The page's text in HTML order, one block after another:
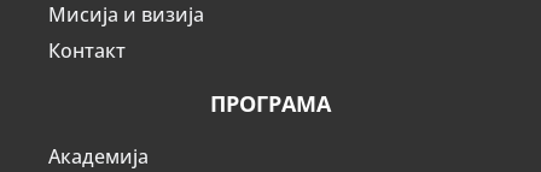
Мисија и визија
Контакт
ПРОГРАМА
Академија